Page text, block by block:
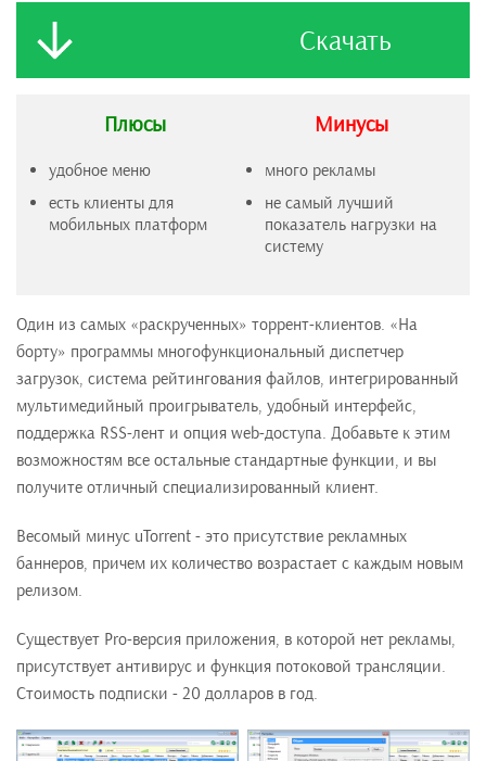
Скачать
Плюсы
удобное меню
есть клиенты для
мобильных платформ
Минусы
много рекламы
не самый лучший
показатель нагрузки на
систему
Один из самых «раскрученных» торрент-клиентов. «На
борту» программы многофункциональный диспетчер
загрузок, система рейтингования файлов, интегрированный
мультимедийный проигрыватель, удобный интерфейс,
поддержка RSS-лент и опция web-доступа. Добавьте к этим
возможностям все остальные стандартные функции, и вы
получите отличный специализированный клиент.
Весомый минус uTorrent - это присутствие рекламных
баннеров, причем их количество возрастает с каждым новым
релизом.
Существует Pro-версия приложения, в которой нет рекламы,
присутствует антивирус и функция потоковой трансляции.
Стоимость подписки - 20 долларов в год.